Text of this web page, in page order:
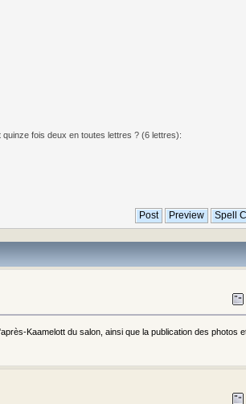
fois deux en toutes lettres ? (6 lettres):
Kaamelott du salon, ainsi que la publication des photos